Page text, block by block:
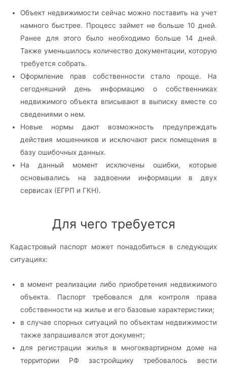
Объект недвижимости сейчас можно поставить на учет
намного быстрее. Процесс займет не больше 10 дней.
Ранее для этого было необходимо больше 14 дней.
Также уменьшилось количество документации, которую
требуется собрать.
Оформление прав собственности стало проще. На
сегодняшний день информацию о собственниках
недвижимого объекта вписывают в выписку вместе со
сведениями о нем.
Новые нормы дают возможность предупреждать
действия мошенников и исключают риск помещения в
базу ошибочных данных.
На данный момент исключены ошибки, которые
основывались на задвоении информации в двух
сервисах (ЕГРП и ГКН).
Для чего требуется
Кадастровый паспорт может понадобиться в следующих
ситуациях:
в момент реализации либо приобретения недвижимого
объекта. Паспорт требовался для контроля права
собственности на жилье и его базовые характеристики;
в случае спорных ситуаций по объектам недвижимости
также запрашивался этот документ;
для регистрации жилья в многоквартирном доме на
территории РФ застройщику требовалось вести